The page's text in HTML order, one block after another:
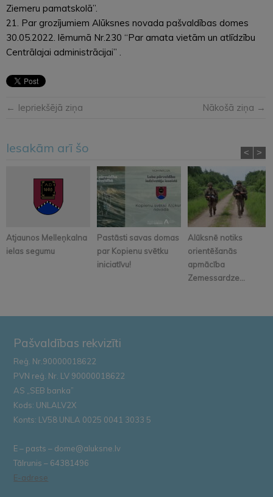
Ziemeru pamatskolā”.
21. Par grozījumiem Alūksnes novada pašvaldības domes
30.05.2022. lēmumā Nr.230 “Par amata vietām un atlīdzību
Centrālajai administrācijai” .
← Iepriekšējā ziņa Nākošā ziņa →
Iesakām arī šo
Atjaunos Melleņkalna
ielas segumu
Pastāsti savas domas
par Kopienu svētku
iniciatīvu!
Alūksnē notiks
orientēšanās
apmācība
Zemessardze...
< >
Pašvaldības rekvizīti
Reģ. Nr.90000018622
PVN reģ. Nr. LV 90000018622
AS „SEB banka”
Kods: UNLALV2X
Konts: LV58 UNLA 0025 0041 3033 5
E – pasts – dome@aluksne.lv
Tālrunis – 64381496
E-adrese